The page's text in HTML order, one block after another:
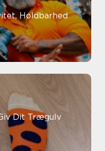
Holdbarhed
Dit Trægulv